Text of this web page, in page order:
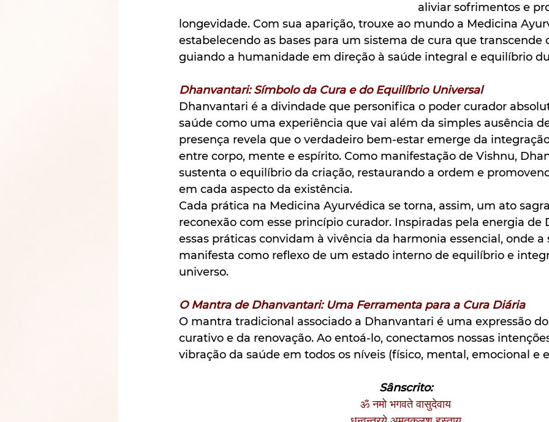
aliviar sofrimentos e
longevidade. Com sua aparição, trouxe ao mundo a Medicina
estabelecendo as bases para um sistema de cura que transcende
guiando a humanidade em direção à saúde integral e equilíbrio
Dhanvantari: Símbolo da Cura e do Equilíbrio Universal
Dhanvantari é a divindade que personifica o poder curador
saúde como uma experiência que vai além da simples ausência
presença revela que o verdadeiro bem-estar emerge da
entre corpo, mente e espírito. Como manifestação de Vishnu,
sustenta o equilíbrio da criação, restaurando a ordem e
em cada aspecto da existência.
Cada prática na Medicina Ayurvédica se torna, assim, um ato
reconexão com esse princípio curador. Inspiradas pela energia de
essas práticas convidam à vivência da harmonia essencial, onde a
manifesta como reflexo de um estado interno de equilíbrio e
universo.
O Mantra de Dhanvantari: Uma Ferramenta para a Cura Diária
O mantra tradicional associado a Dhanvantari é uma expressão
curativo e da renovação. Ao entoá-lo, conectamos nossas
vibração da saúde em todos os níveis (físico, mental, emocional e
Sânscrito:
ॐ नमो भगवते वासुदेवाय